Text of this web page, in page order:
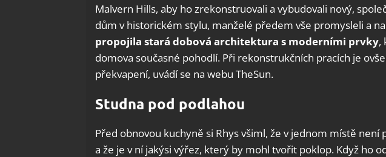
Malvern Hills, aby ho zrekonstruovali a vybudovali nový,
dům v historickém stylu, manželé předem vše promysleli a
propojila stará dobová architektura s moderními prvky,
domova současné pohodlí. Při rekonstrukčních pracích je
překvapení, uvádí se na webu TheSun.
Studna pod podlahou
Před obnovou kuchyně si Rhys všiml, že v jednom místě není
a že je v ní jakýsi výřez, který by mohl tvořit poklop. Když ho